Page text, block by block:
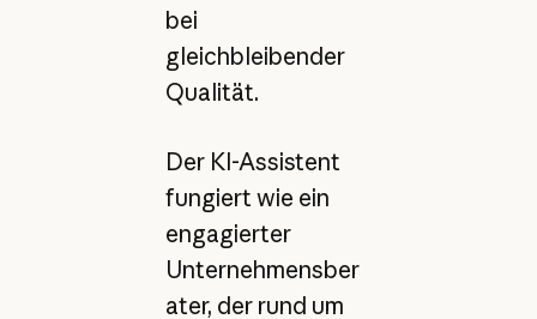
bei
gleichbleibender
Qualität.
Der KI-Assistent
fungiert wie ein
engagierter
Unternehmensber
ater, der rund um